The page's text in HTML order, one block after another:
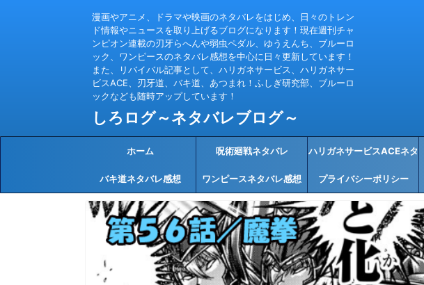
漫画やアニメ、ドラマや映画のネタバレをはじめ、日々のトレン
ド情報やニュースを取り上げるブログになります！現在週刊チャ
ンピオン連載の刃牙らへんや弱虫ペダル、ゆうえんち、ブルーロ
ック、ワンピースのネタバレ感想を中心に日々更新しています！
また、リバイバル記事として、ハリガネサービス、ハリガネサー
ビスACE、刃牙道、バキ道、あつまれ！ふしぎ研究部、ブルーロ
ックなども随時アップしています！
しろログ～ネタバレブログ～
ホーム 呪術廻戦ネタバレ ハリガネサービスACEネタ
バレ感想
バキ道ネタバレ感想 ワンピースネタバレ感想 プライバシーポリシー